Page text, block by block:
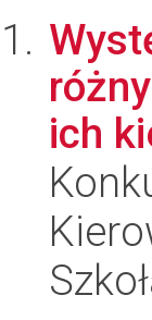
ich